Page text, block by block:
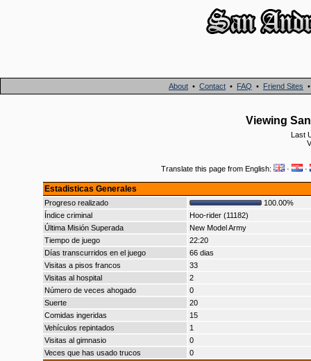
About • Contact • FAQ • Friend Sites
Viewing
Last
Translate this page from English: · ·
Estadisticas Generales
Progreso realizado
100.00%
Índice criminal
Hoo-rider (11182)
Última Misión Superada
New Model Army
Tiempo de juego
22:20
Días transcurridos en el juego
66 dias
Visitas a pisos francos
33
Visitas al hospital
2
Número de veces ahogado
0
Suerte
20
Comidas ingeridas
15
Vehículos repintados
1
Visitas al gimnasio
0
Veces que has usado trucos
0